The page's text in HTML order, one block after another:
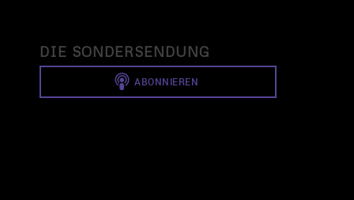
DIE SONDERSENDUNG